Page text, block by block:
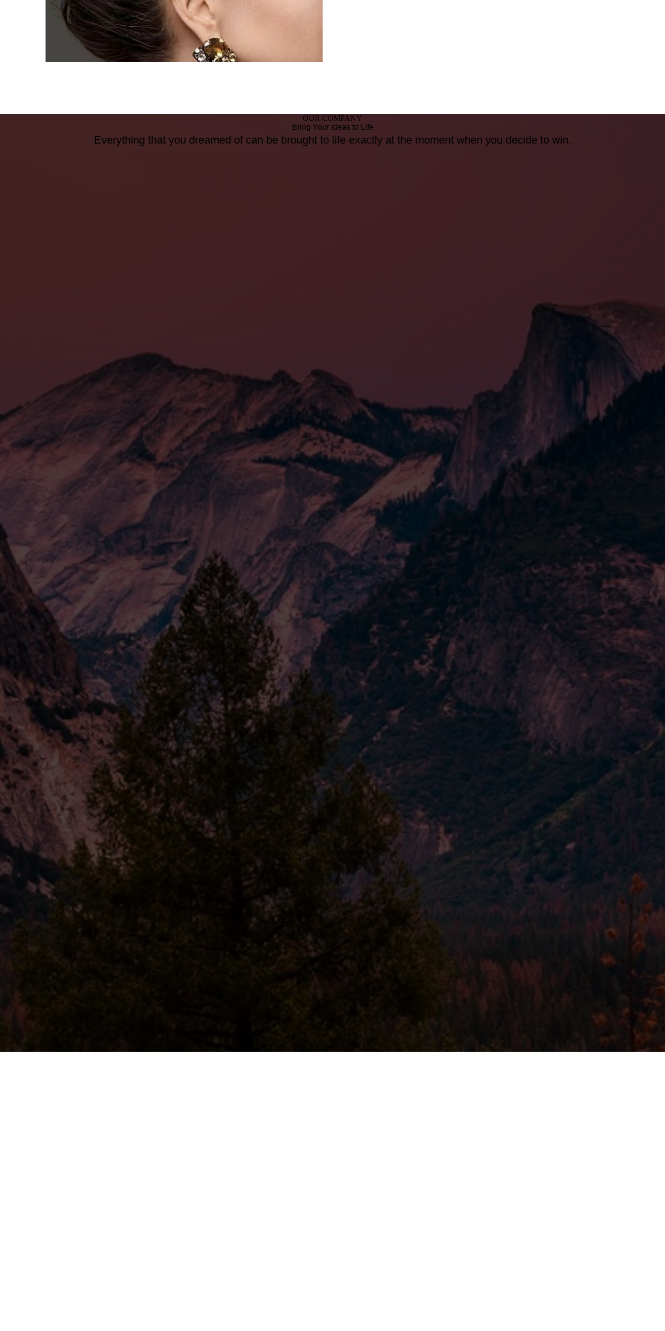
OUR COMPANY
Bring Your Ideas to Life
Everything that you dreamed of can be brought to life exactly at the moment when you decide to win.